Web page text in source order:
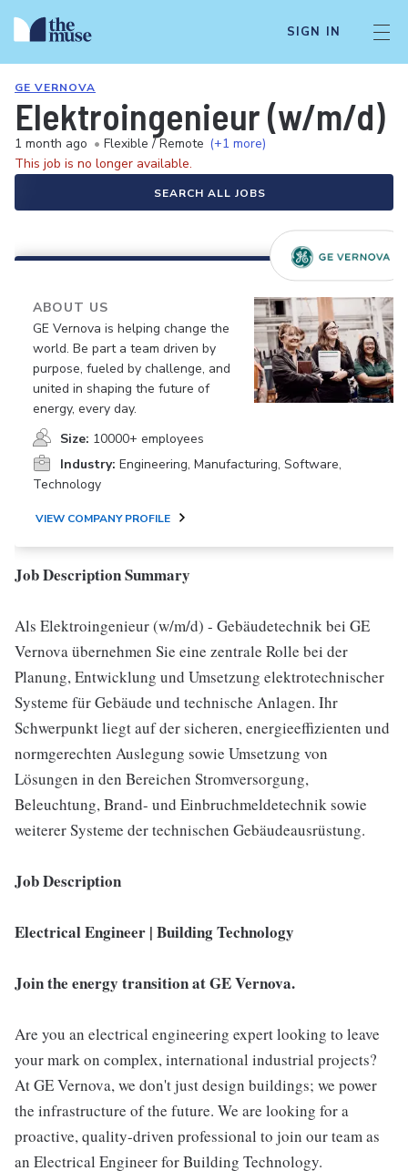
SIGN IN
GE VERNOVA
Elektroingenieur (w/m/d)
1 month ago • Flexible / Remote (+1 more)
This job is no longer available.
SEARCH ALL JOBS
ABOUT US
GE Vernova is helping change the
world. Be part a team driven by
purpose, fueled by challenge, and
united in shaping the future of
energy, every day.
Size: 10000+ employees
Industry: Engineering, Manufacturing, Software,
Technology
VIEW COMPANY PROFILE
Job Description Summary
Als Elektroingenieur (w/m/d) - Gebäudetechnik bei GE
Vernova übernehmen Sie eine zentrale Rolle bei der
Planung, Entwicklung und Umsetzung elektrotechnischer
Systeme für Gebäude und technische Anlagen. Ihr
Schwerpunkt liegt auf der sicheren, energieeffizienten und
normgerechten Auslegung sowie Umsetzung von
Lösungen in den Bereichen Stromversorgung,
Beleuchtung, Brand- und Einbruchmeldetechnik sowie
weiterer Systeme der technischen Gebäudeausrüstung.
Job Description
Electrical Engineer | Building Technology
Join the energy transition at GE Vernova.
Are you an electrical engineering expert looking to leave
your mark on complex, international industrial projects?
At GE Vernova, we don't just design buildings; we power
the infrastructure of the future. We are looking for a
proactive, quality-driven professional to join our team as
an Electrical Engineer for Building Technology.